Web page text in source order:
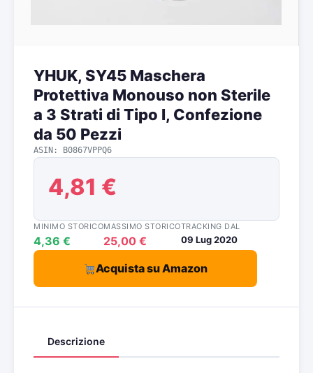
YHUK, SY45 Maschera
Protettiva Monouso non Sterile
a 3 Strati di Tipo I, Confezione
da 50 Pezzi
ASIN: B0867VPPQ6
4,81 €
MINIMO STORICO
4,36 €
MASSIMO STORICO
25,00 €
TRACKING DAL
09 Lug 2020
Acquista su Amazon
Descrizione